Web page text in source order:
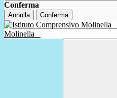
Conferma
Annulla Conferma
Molinella